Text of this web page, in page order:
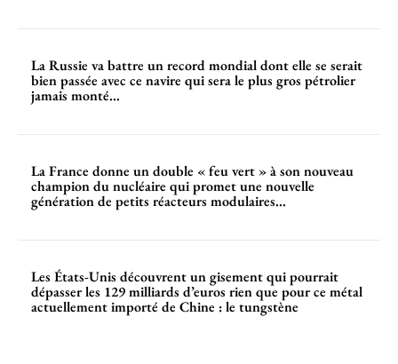
La Russie va battre un record mondial dont elle se serait
bien passée avec ce navire qui sera le plus gros pétrolier
jamais monté...
La France donne un double « feu vert » à son nouveau
champion du nucléaire qui promet une nouvelle
génération de petits réacteurs modulaires...
Les États-Unis découvrent un gisement qui pourrait
dépasser les 129 milliards d’euros rien que pour ce métal
actuellement importé de Chine : le tungstène